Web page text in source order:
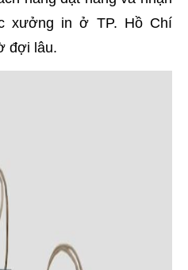
xưởng in ở TP. Hồ Chí
đợi lâu.